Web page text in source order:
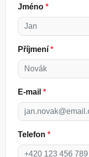
Jméno *
Příjmení *
E-mail *
Telefon *